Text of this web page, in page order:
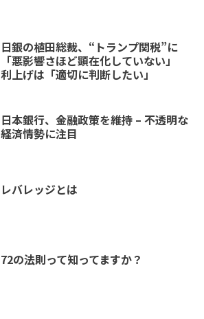
日銀の植田総裁、“トランプ関税”に
「悪影響さほど顕在化していない」
利上げは「適切に判断したい」
日本銀行、金融政策を維持 – 不透明な
経済情勢に注目
レバレッジとは
72の法則って知ってますか？